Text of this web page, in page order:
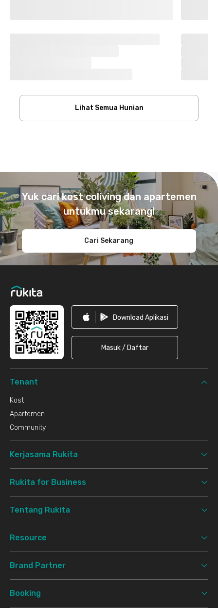
Lihat Semua Hunian
Yuk cari kost coliving dan apartemen
untukmu sekarang!
Cari Sekarang
Download Aplikasi
Masuk / Daftar
Tenant
Kost
Apartemen
Community
Kerjasama Rukita
Rukita for Business
Tentang Rukita
Resource
Brand Partner
Booking